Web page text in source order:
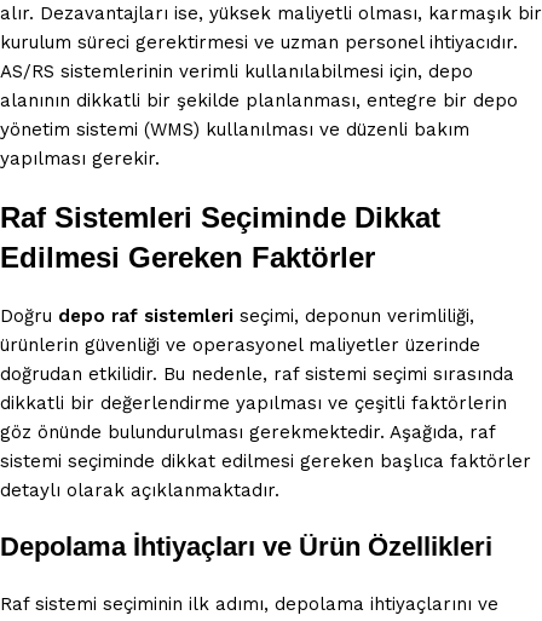
alır. Dezavantajları ise, yüksek maliyetli olması, karmaşık bir
kurulum süreci gerektirmesi ve uzman personel ihtiyacıdır.
AS/RS sistemlerinin verimli kullanılabilmesi için, depo
alanının dikkatli bir şekilde planlanması, entegre bir depo
yönetim sistemi (WMS) kullanılması ve düzenli bakım
yapılması gerekir.
Raf Sistemleri Seçiminde Dikkat
Edilmesi Gereken Faktörler
Doğru depo raf sistemleri seçimi, deponun verimliliği,
ürünlerin güvenliği ve operasyonel maliyetler üzerinde
doğrudan etkilidir. Bu nedenle, raf sistemi seçimi sırasında
dikkatli bir değerlendirme yapılması ve çeşitli faktörlerin
göz önünde bulundurulması gerekmektedir. Aşağıda, raf
sistemi seçiminde dikkat edilmesi gereken başlıca faktörler
detaylı olarak açıklanmaktadır.
Depolama İhtiyaçları ve Ürün Özellikleri
Raf sistemi seçiminin ilk adımı, depolama ihtiyaçlarını ve